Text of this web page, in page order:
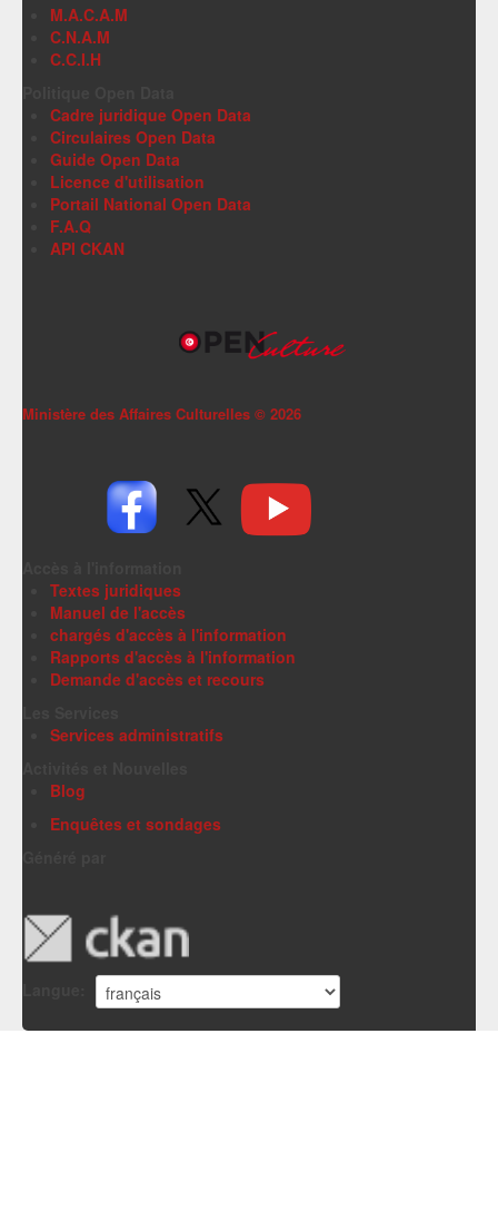
M.A.C.A.M
C.N.A.M
C.C.I.H
Cadre juridique Open Data
Circulaires Open Data
Guide Open Data
Licence d'utilisation
Portail National Open Data
F.A.Q
API CKAN
Ministère des Affaires Culturelles © 2026
Textes juridiques
Manuel de l'accès
chargés d'accès à l'information
Rapports d'accès à l'information
Demande d'accès et recours
Services administratifs
Blog
Enquêtes et sondages